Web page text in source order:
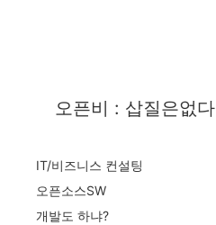
오픈비 : 삽질은없다
IT/비즈니스 컨설팅
오픈소스SW
개발도 하냐?